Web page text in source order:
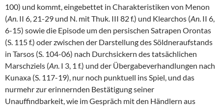
100) und kommt, eingebettet in Charakteristiken von Menon
(An. II 6, 21-29 und N. mit Thuk. III 82 f.) und Klearchos (An. II 6,
6-15) sowie die Episode um den persischen Satrapen Orontas
(S. 115 f.) oder zwischen der Darstellung des Söldneraufstands
in Tarsos (S. 104-06) nach Durchsickern des tatsächlichen
Marschziels (An. I 3, 1 f.) und der Übergabeverhandlungen nach
Kunaxa (S. 117-19), nur noch punktuell ins Spiel, und das
nurmehr zur erinnernden Bestätigung seiner
Unauffindbarkeit, wie im Gespräch mit den Händlern aus